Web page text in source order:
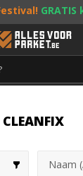
toffe acties!
013 - 207 00 01
CLEANFIX